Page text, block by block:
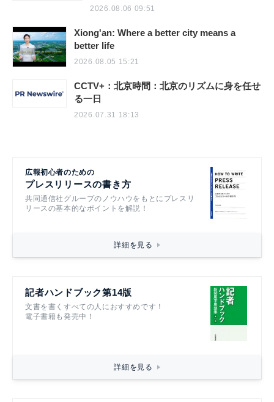
2026.08.06 09:51
Xiong'an: Where a better city means a
better life
2026.08.05 15:21
CCTV+：北京時間：北京のリズムに身を任せ
る一日
2026.07.31 18:13
広報初心者のための
プレスリリースの書き方
共同通信社グループのノウハウをもとにプレスリ
リースの基本的なポイントを解説！
詳細を見る
記者ハンドブック第14版
文書を書くすべての人におすすめです！
電子書籍も発売中！
詳細を見る